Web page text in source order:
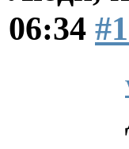
06:34